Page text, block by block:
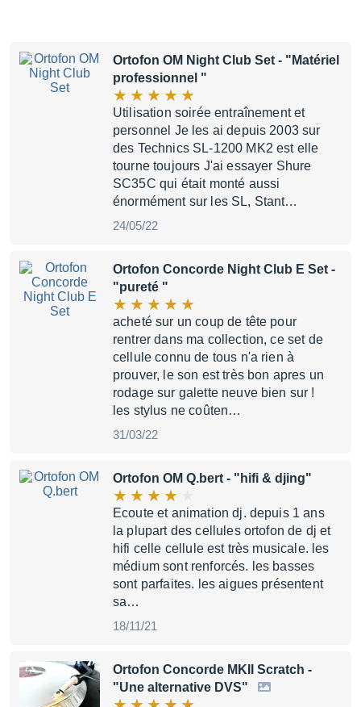
Ortofon OM Night Club Set - "Matériel
professionnel "
Utilisation soirée entraînement et
personnel Je les ai depuis 2003 sur
des Technics SL-1200 MK2 est elle
tourne toujours J'ai essayer Shure
SC35C qui était monté aussi
énormément sur les SL, Stant…
24/05/22
Ortofon Concorde Night Club E Set -
"pureté "
acheté sur un coup de tête pour
rentrer dans ma collection, ce set de
cellule connu de tous n'a rien à
prouver, le son est très bon apres un
rodage sur galette neuve bien sur !
les stylus ne coûten…
31/03/22
Ortofon OM Q.bert - "hifi & djing"
Ecoute et animation dj. depuis 1 ans
la plupart des cellules ortofon de dj et
hifi celle cellule est très musicale. les
médium sont renforcés. les basses
sont parfaites. les aigues présentent
sa…
18/11/21
Ortofon Concorde MKII Scratch -
"Une alternative DVS"